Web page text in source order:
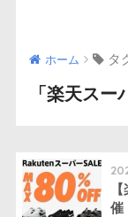
ホーム タ
「楽天ス
催